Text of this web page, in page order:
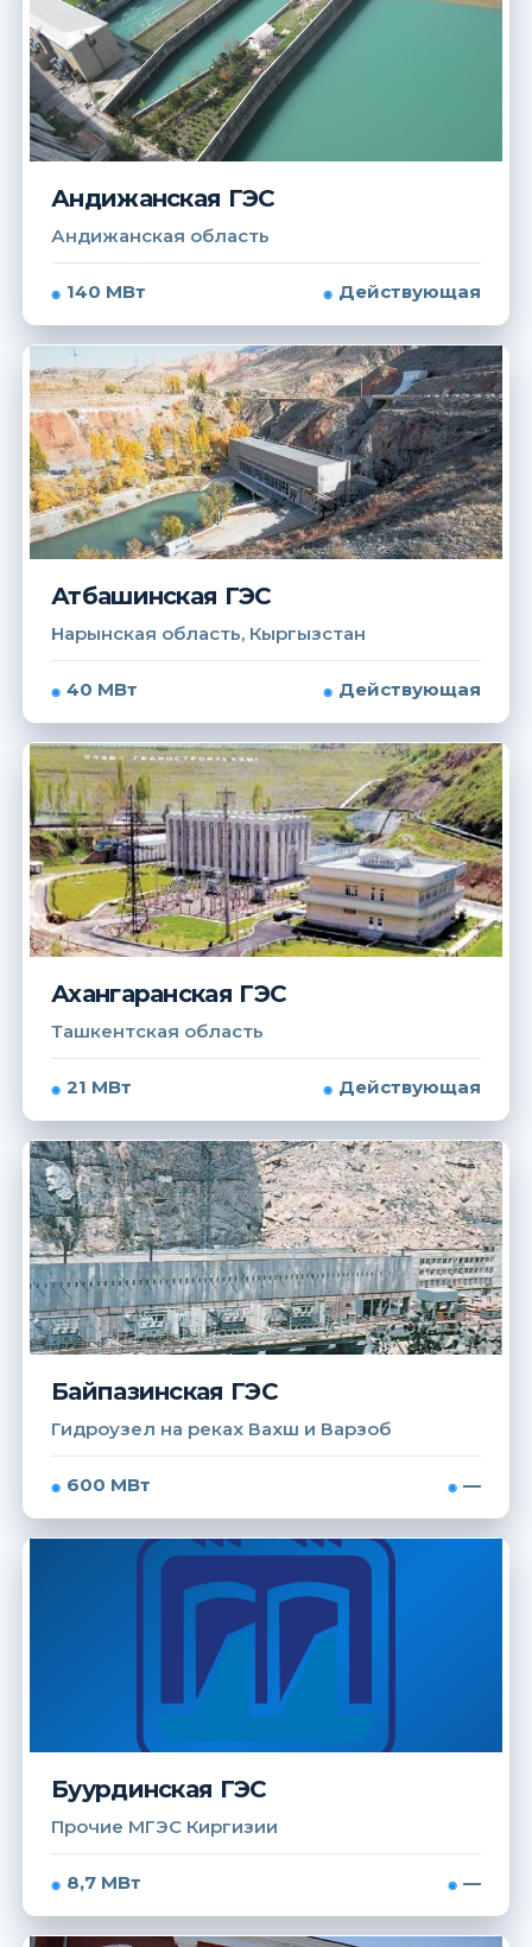
Андижанская ГЭС
Андижанская область
140 МВт Действующая
Атбашинская ГЭС
Нарынская область, Кыргызстан
40 МВт Действующая
Ахангаранская ГЭС
Ташкентская область
21 МВт Действующая
Байпазинская ГЭС
Гидроузел на реках Вахш и Варзоб
600 МВт —
Буурдинская ГЭС
Прочие МГЭС Киргизии
8,7 МВт —